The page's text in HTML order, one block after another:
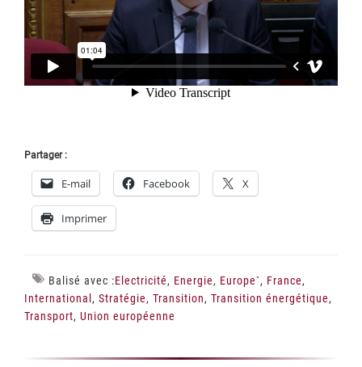
Partager :
E-mail Facebook X
Imprimer
Balisé avec :Electricité, Energie, Europe`, France,
International , Stratégie, Transition, Transition énergétique,
Transport, Union européenne